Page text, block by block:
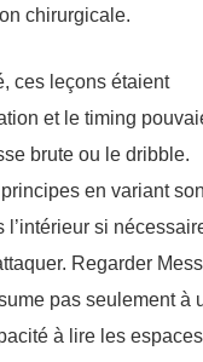
chirurgicale.
ces leçons étaient
et le timing
brute ou le dribble.
en variant
si
Regarder
pas seulement à
à lire les espaces